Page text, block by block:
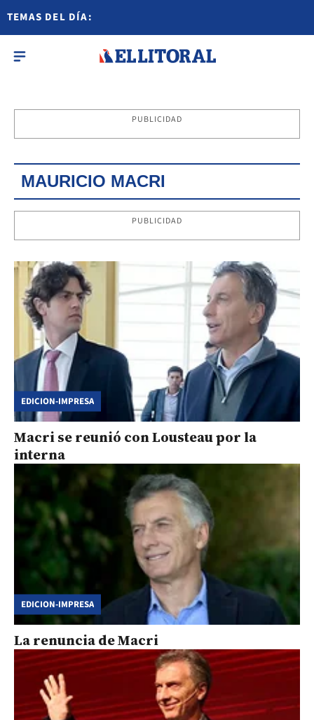
TEMAS DEL DÍA:
PUBLICIDAD
MAURICIO MACRI
PUBLICIDAD
EDICION-IMPRESA
Macri se reunió con Lousteau por la
interna
EDICION-IMPRESA
La renuncia de Macri